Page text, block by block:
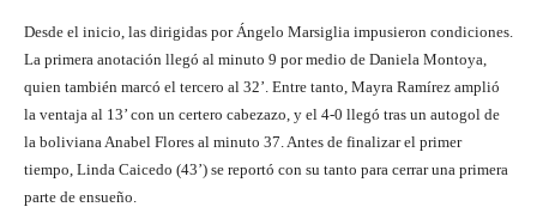
Desde el inicio, las dirigidas por Ángelo Marsiglia impusieron condiciones.
La primera anotación llegó al minuto 9 por medio de Daniela Montoya,
quien también marcó el tercero al 32’. Entre tanto, Mayra Ramírez amplió
la ventaja al 13’ con un certero cabezazo, y el 4-0 llegó tras un autogol de
la boliviana Anabel Flores al minuto 37. Antes de finalizar el primer
tiempo, Linda Caicedo (43’) se reportó con su tanto para cerrar una primera
parte de ensueño.